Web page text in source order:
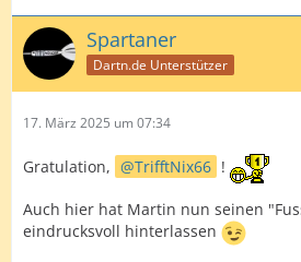
Spartaner
Dartn.de Unterstützer
17. März 2025 um 07:34
Gratulation, TrifftNix66 !
Auch hier hat Martin nun seinen
eindrucksvoll hinterlassen